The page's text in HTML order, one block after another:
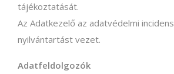
tájékoztatását.
Az Adatkezelő az adatvédelmi
nyilvántartást vezet.
Adatfeldolgozók